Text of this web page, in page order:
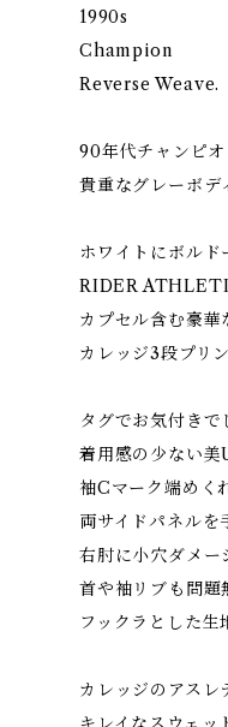
1990s
Champion
Reverse Weave.
90年代チャンピオ
貴重なグレーボデ
ホワイトにボルド
RIDER
カプセル含む豪華
カレッジ3段プリ
タグでお気付きで
着用感の少ない美
袖Cマーク端めく
両サイドパネルを
右肘に小穴ダメー
首や袖リブも問題
フックラとした生
カレッジのアスレ